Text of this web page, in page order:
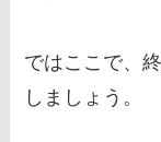
ではここで、
しましょう。